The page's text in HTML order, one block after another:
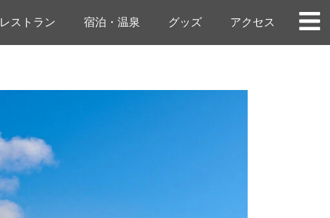
レストラン 宿泊・温泉 グッズ アクセス